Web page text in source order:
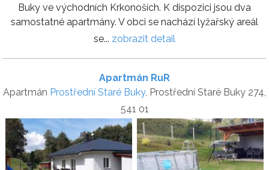
Buky ve východních Krkonoších. K dispozici jsou dva
samostatné apartmány. V obci se nachází lyžařský areál
se... zobrazit detail
Apartmán RuR
Apartmán Prostřední Staré Buky, Prostřední Staré Buky 274,
541 01